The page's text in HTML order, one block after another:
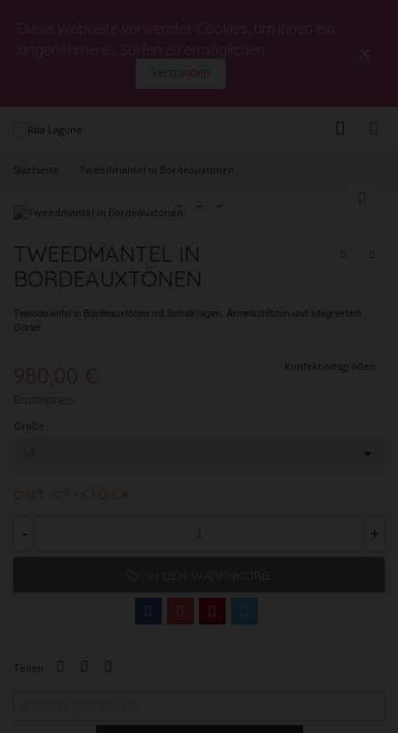
Diese Webseite verwendet Cookies, um Ihnen ein
angenehmeres Surfen zu ermöglichen.
Verstanden
×
Startseite Tweedmantel in Bordeauxtönen
TWEEDMANTEL IN
BORDEAUXTÖNEN
Tweedmantel in Bordeauxtönen mit Schalkragen, Ärmelschlitzen und integriertem
Gürtel
980,00 € Konfektionsgrößen
Größe
OUT-OF-STOCK
- +
Teilen